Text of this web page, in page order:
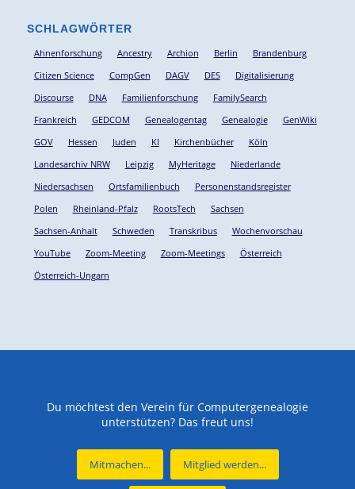
SCHLAGWÖRTER
Ahnenforschung Ancestry Archion Berlin
Brandenburg
Citizen Science
CompGen DAGV DES
Digitalisierung
Discourse
DNA Familienforschung
FamilySearch
Frankreich
GEDCOM Genealogentag Genealogie
GenWiki
GOV
Hessen Juden KI Kirchenbücher
Köln
Landesarchiv NRW
Leipzig MyHeritage
Niederlande
Niedersachsen
Ortsfamilienbuch
Personenstandsregister
Polen
Rheinland-Pfalz RootsTech
Sachsen
Sachsen-Anhalt
Schweden Transkribus
Wochenvorschau
YouTube
Zoom-Meeting Zoom-Meetings
Österreich
Österreich-Ungarn
Du möchtest den Verein für Computergenealogie
unterstützen? Das freut uns!
Mitmachen... Mitglied werden...